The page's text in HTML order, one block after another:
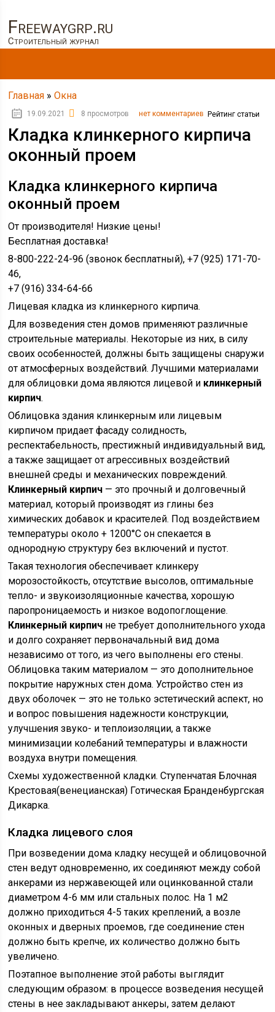
Freewaygrp.ru
Строительный журнал
Главная »Окна
19.09.2021 8 просмотров нет комментариев Рейтинг статьи
Кладка клинкерного кирпича
оконный проем
Кладка клинкерного кирпича
оконный проем
От производителя! Низкие цены!
Бесплатная доставка!
8-800-222-24-96 (звонок бесплатный), +7 (925) 171-70-
46,
+7 (916) 334-64-66
Лицевая кладка из клинкерного кирпича.
Для возведения стен домов применяют различные
строительные материалы. Некоторые из них, в силу
своих особенностей, должны быть защищены снаружи
от атмосферных воздействий. Лучшими материалами
для облицовки дома являются лицевой и клинкерный
кирпич.
Облицовка здания клинкерным или лицевым
кирпичом придает фасаду солидность,
респектабельность, престижный индивидуальный вид,
а также защищает от агрессивных воздействий
внешней среды и механических повреждений.
Клинкерный кирпич — это прочный и долговечный
материал, который производят из глины без
химических добавок и красителей. Под воздействием
температуры около + 1200°С он спекается в
однородную структуру без включений и пустот.
Такая технология обеспечивает клинкеру
морозостойкость, отсутствие высолов, оптимальные
тепло- и звукоизоляционные качества, хорошую
паропроницаемость и низкое водопоглощение.
Клинкерный кирпич не требует дополнительного ухода
и долго сохраняет первоначальный вид дома
независимо от того, из чего выполнены его стены.
Облицовка таким материалом — это дополнительное
покрытие наружных стен дома. Устройство стен из
двух оболочек — это не только эстетический аспект, но
и вопрос повышения надежности конструкции,
улучшения звуко- и теплоизоляции, а также
минимизации колебаний температуры и влажности
воздуха внутри помещения.
Схемы художественной кладки. Ступенчатая Блочная
Крестовая(венецианская) Готическая Бранденбургская
Дикарка.
Кладка лицевого слоя
При возведении дома кладку несущей и облицовочной
стен ведут одновременно, их соединяют между собой
анкерами из нержавеющей или оцинкованной стали
диаметром 4-6 мм или стальных полос. На 1 м2
должно приходиться 4-5 таких креплений, а возле
оконных и дверных проемов, где соединение стен
должно быть крепче, их количество должно быть
увеличено.
Поэтапное выполнение этой работы выглядит
следующим образом: в процессе возведения несущей
стены в нее закладывают анкеры, затем делают